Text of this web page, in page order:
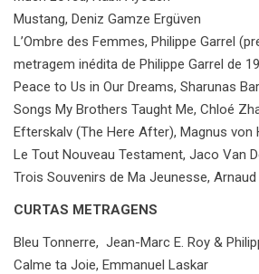
Mustang, Deniz Gamze Ergüven
L’Ombre des Femmes, Philippe Garrel
metragem inédita de Philippe Garrel de
Peace to Us in Our Dreams, Sharunas
Songs My Brothers Taught Me, Chloé
Efterskalv (The Here After), Magnus von
Le Tout Nouveau Testament, Jaco Van
Trois Souvenirs de Ma Jeunesse, Arnaud
CURTAS METRAGENS
Bleu Tonnerre, Jean-Marc E. Roy &
Calme ta Joie, Emmanuel Laskar